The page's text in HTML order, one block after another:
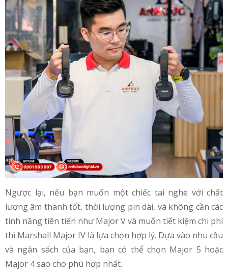
Ngược lại, nếu bạn muốn một chiếc tai nghe với chất
lượng âm thanh tốt, thời lượng pin dài, và không cần các
tính năng tiên tiến như Major V và muốn tiết kiệm chi phí
thì Marshall Major IV là lựa chọn hợp lý. Dựa vào nhu cầu
và ngân sách của bạn, bạn có thể chọn Major 5 hoặc
Major 4 sao cho phù hợp nhất.